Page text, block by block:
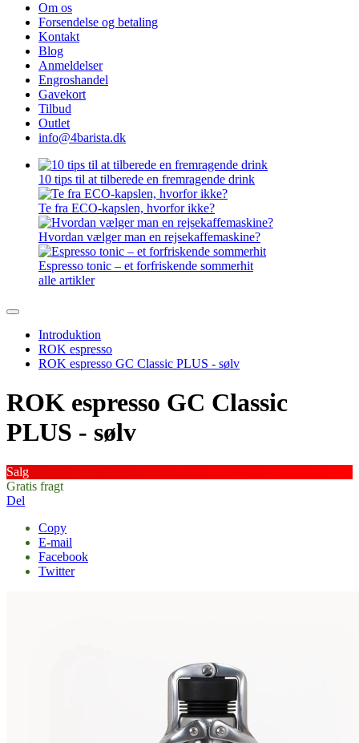
Om os
Forsendelse og betaling
Kontakt
Blog
Anmeldelser
Engroshandel
Gavekort
Tilbud
Outlet
info@4barista.dk
10 tips til at tilberede en fremragende drink
Te fra ECO-kapslen, hvorfor ikke?
Hvordan vælger man en rejsekaffemaskine?
Espresso tonic – et forfriskende sommerhit
alle artikler
Introduktion
ROK espresso
ROK espresso GC Classic PLUS - sølv
ROK espresso GC Classic
PLUS - sølv
Salg
Gratis fragt
Del
Copy
E-mail
Facebook
Twitter